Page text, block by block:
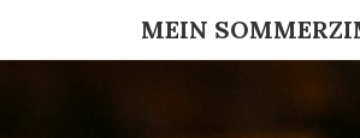
MEIN